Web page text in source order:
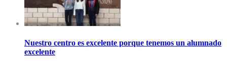
Nuestro centro es excelente porque tenemos un alumnado
excelente